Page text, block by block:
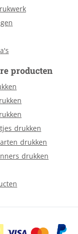
producten
drukken
drukken
drukken